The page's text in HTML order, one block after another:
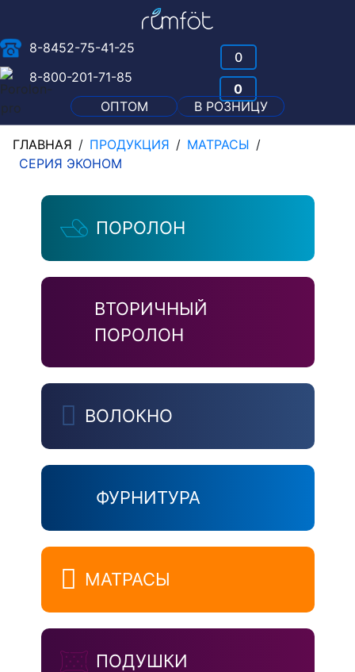
0
0
ОПТОМ
В РОЗНИЦУ
8-800-201-71-85
8-8452-75-41-25
ГЛАВНАЯ / ПРОДУКЦИЯ / МАТРАСЫ /
СЕРИЯ ЭКОНОМ
ПОРОЛОН
ВТОРИЧНЫЙ
ПОРОЛОН
ВОЛОКНО
ФУРНИТУРА
МАТРАСЫ
ПОДУШКИ